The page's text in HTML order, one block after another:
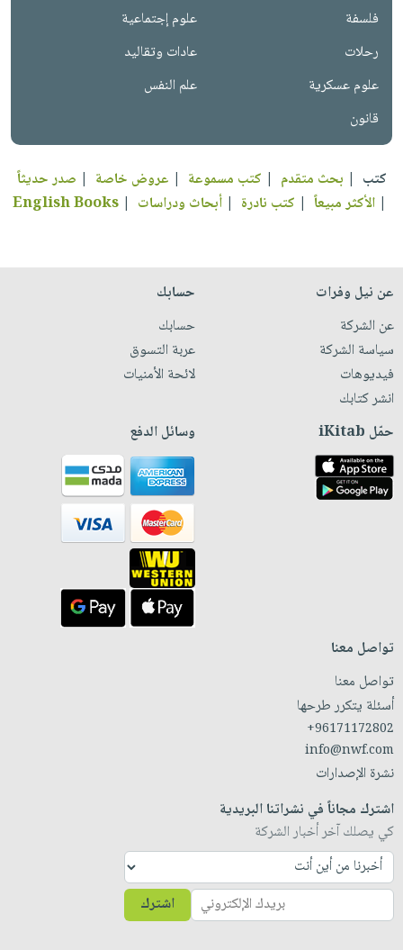
فلسفة
علوم إجتماعية
رحلات
عادات وتقاليد
علوم عسكرية
علم النفس
قانون
كتب | بحث متقدم | كتب مسموعة | عروض خاصة | صدر حديثاً
| الأكثر مبيعاً | كتب نادرة | أبحاث ودراسات |
English Books
عن نيل وفرات
عن الشركة
سياسة الشركة
فيديوهات
انشر كتابك
حسابك
حسابك
عربة التسوق
لائحة الأمنيات
حمّل iKitab وسائل الدفع
تواصل معنا
تواصل معنا
أسئلة يتكرر طرحها
+96171172802
info@nwf.com
نشرة الإصدارات
اشترك مجاناً في نشراتنا البريدية
كي يصلك آخر أخبار الشركة
اشترك